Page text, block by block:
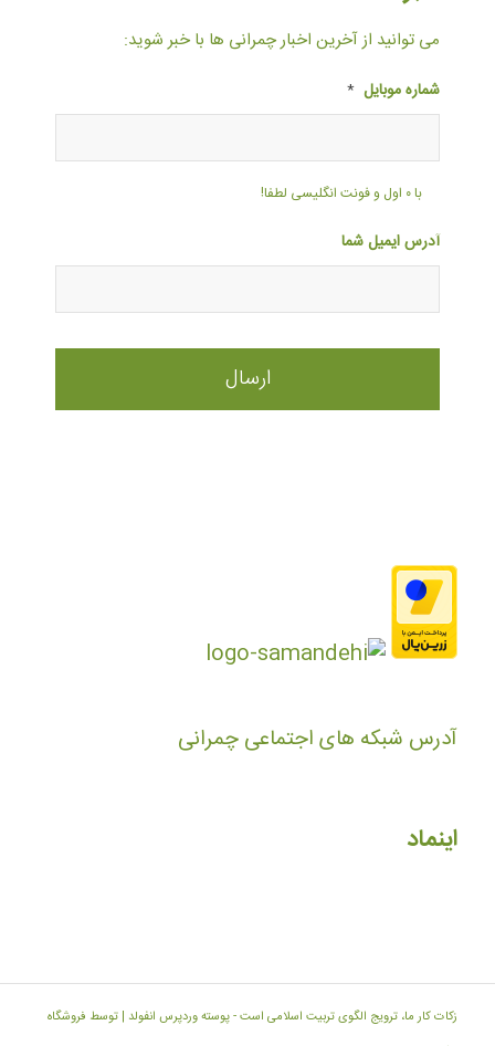
می توانید از آخرین اخبار چمرانی ها با خبر شوید:
شماره موبایل *
با ۰ اول و فونت انگلیسی لطفا!
آدرس ایمیل شما
آدرس شبکه های اجتماعی چمرانی
اینماد
زکات کار ما، ترویج الگوی تربیت اسلامی است -پوسته وردپرس انفولد | توسط فروشگاه